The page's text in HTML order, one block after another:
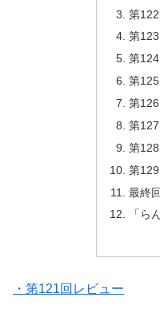
第
第
第
第
第
第
第
第
最終
「ら
・第121回レビュー